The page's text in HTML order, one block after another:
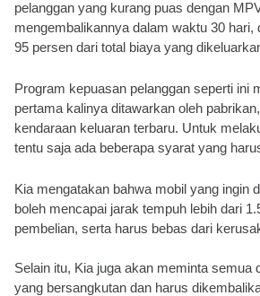
pelanggan yang kurang puas dengan
mengembalikannya dalam waktu 30 hari,
95 persen dari total biaya yang
Program kepuasan pelanggan seperti ini
pertama kalinya ditawarkan oleh
kendaraan keluaran terbaru. Untuk
tentu saja ada beberapa syarat yang
Kia mengatakan bahwa mobil yang ingin
boleh mencapai jarak tempuh lebih dari
pembelian, serta harus bebas dari
Selain itu, Kia juga akan meminta semua
yang bersangkutan dan harus